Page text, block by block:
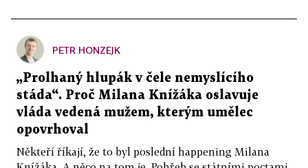
PETR HONZEJK
„Prolhaný hlupák v čele nemyslícího
stáda“. Proč Milana Knížáka oslavuje
vláda vedená mužem, kterým umělec
opovrhoval
Někteří říkají, že to byl poslední happening Milana